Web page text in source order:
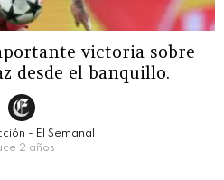
victoria sobre
desde el banquillo.
- El Semanal
2 años